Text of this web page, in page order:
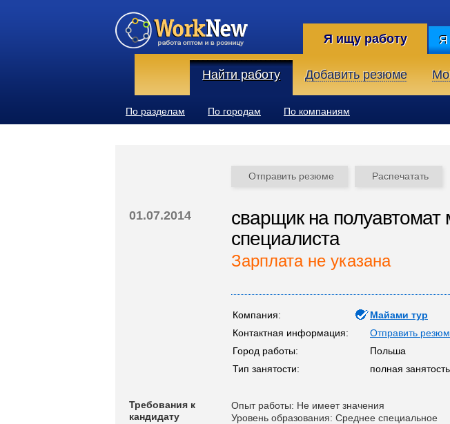
Я ищу работу Я
Найти работу Добавить резюме
По разделам По городам По компаниям
Отправить резюме Распечатать
01.07.2014
сварщик на полуавтомат
специалиста
Зарплата не указана
Компания:
Майами тур
Контактная информация:
Отправить
Город работы:
Польша
Тип занятости:
полная занятость
Требования к
кандидату
Опыт работы: Не имеет значения
Уровень образования: Среднее специальное